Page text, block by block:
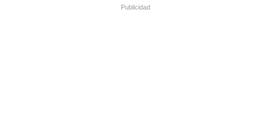
Publicidad